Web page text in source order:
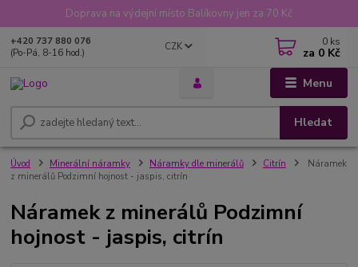
Doprava na výdejní místo Balíkovny jen za 70 Kč
Menu
CZK
Hledat
+420 737 880 076
(Po-Pá, 8-16 hod.)
0 ks
za 0 Kč
Úvod Minerální náramky Náramky dle minerálů Citrín
Náramek
z minerálů Podzimní hojnost - jaspis, citrín
Náramek z minerálů Podzimní
hojnost - jaspis, citrín